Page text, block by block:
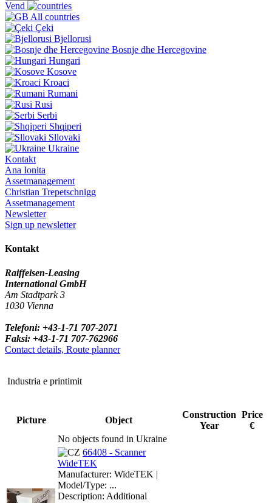
Vend
All countries
Çeki
Bjellorusi
Bosnje dhe Hercegovine
Hungari
Kosove
Kroaci
Rumani
Rusi
Serbi
Shqiperi
Sllovaki
Ukraine
Kontakt
Ana Ionita
Assetmanagement
Christian Trepetschnigg
Assetmanagement
Newsletter
Sign up newsletter
Kontakt
Raiffeisen-Leasing
International GmbH
Am Stadtpark 3
1030 Vienna
Telefoni: +43-1-71 707-2071
Faksi: +43-1-71 707-762966
Contact details, Route planner
Industria e printimit
Picture Object
Construction
Year
Price
€
No objects found in Ukraine
66408 - Scanner
WideTEK
Manufacturer: WideTEK |
Model/Type: ...
Description: Additional